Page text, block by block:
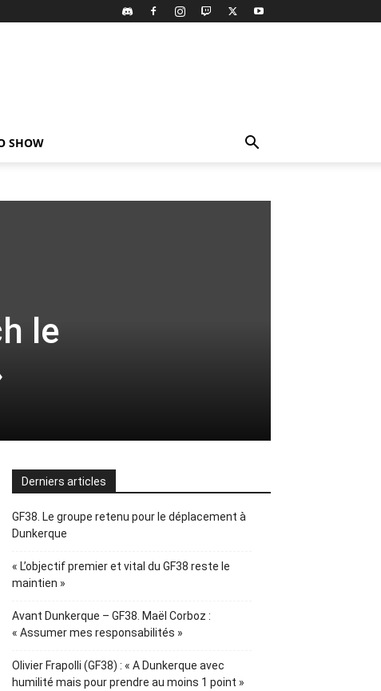
SHOW
le
Derniers articles
GF38. Le groupe retenu pour le déplacement à
Dunkerque
« L’objectif premier et vital du GF38 reste le
maintien »
Avant Dunkerque – GF38. Maël Corboz :
« Assumer mes responsabilités »
Olivier Frapolli (GF38) : « A Dunkerque avec
humilité mais pour prendre au moins 1 point »